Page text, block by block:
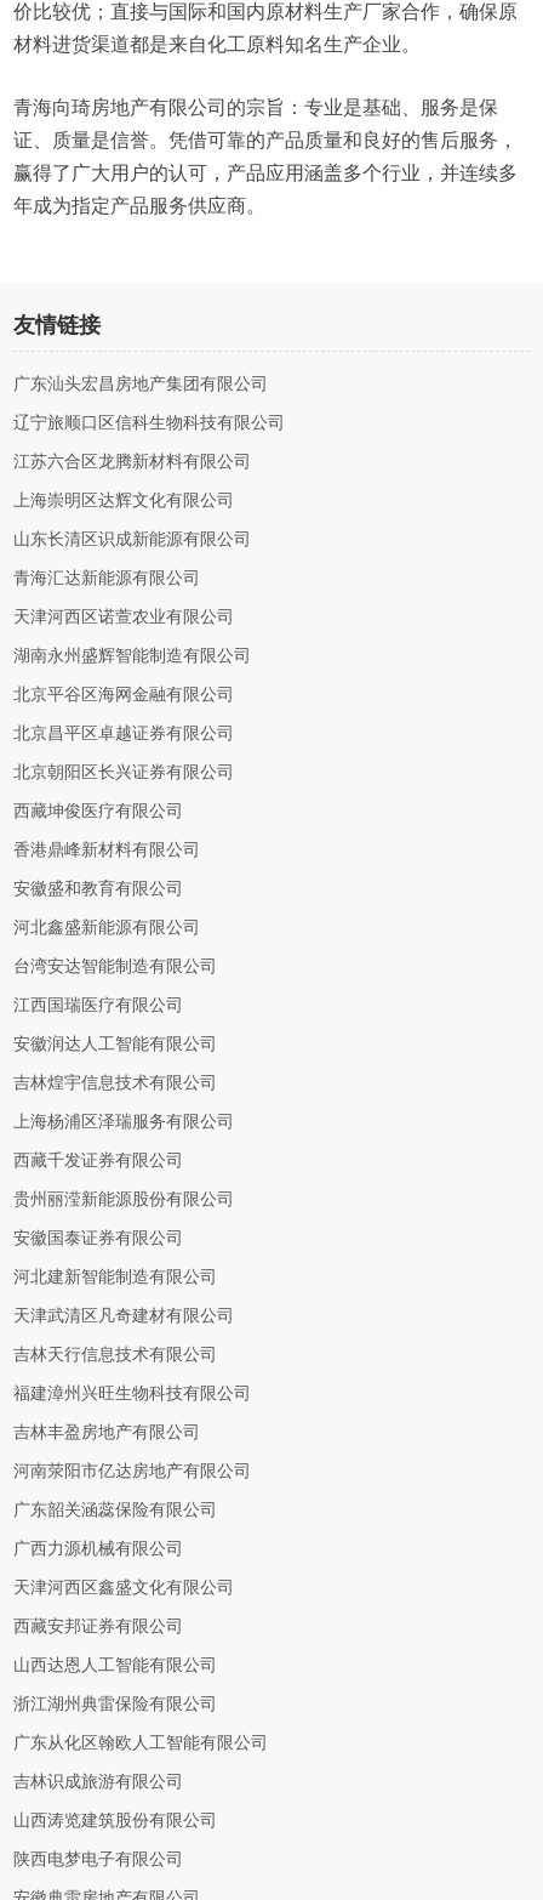
价比较优；直接与国际和国内原材料生产厂家合作，确保原
材料进货渠道都是来自化工原料知名生产企业。
青海向琦房地产有限公司的宗旨：专业是基础、服务是保
证、质量是信誉。凭借可靠的产品质量和良好的售后服务，
赢得了广大用户的认可，产品应用涵盖多个行业，并连续多
年成为指定产品服务供应商。
友情链接
广东汕头宏昌房地产集团有限公司
辽宁旅顺口区信科生物科技有限公司
江苏六合区龙腾新材料有限公司
上海崇明区达辉文化有限公司
山东长清区识成新能源有限公司
青海汇达新能源有限公司
天津河西区诺萱农业有限公司
湖南永州盛辉智能制造有限公司
北京平谷区海网金融有限公司
北京昌平区卓越证券有限公司
北京朝阳区长兴证券有限公司
西藏坤俊医疗有限公司
香港鼎峰新材料有限公司
安徽盛和教育有限公司
河北鑫盛新能源有限公司
台湾安达智能制造有限公司
江西国瑞医疗有限公司
安徽润达人工智能有限公司
吉林煌宇信息技术有限公司
上海杨浦区泽瑞服务有限公司
西藏千发证券有限公司
贵州丽滢新能源股份有限公司
安徽国泰证券有限公司
河北建新智能制造有限公司
天津武清区凡奇建材有限公司
吉林天行信息技术有限公司
福建漳州兴旺生物科技有限公司
吉林丰盈房地产有限公司
河南荥阳市亿达房地产有限公司
广东韶关涵蕊保险有限公司
广西力源机械有限公司
天津河西区鑫盛文化有限公司
西藏安邦证券有限公司
山西达恩人工智能有限公司
浙江湖州典雷保险有限公司
广东从化区翰欧人工智能有限公司
吉林识成旅游有限公司
山西涛览建筑股份有限公司
陕西电梦电子有限公司